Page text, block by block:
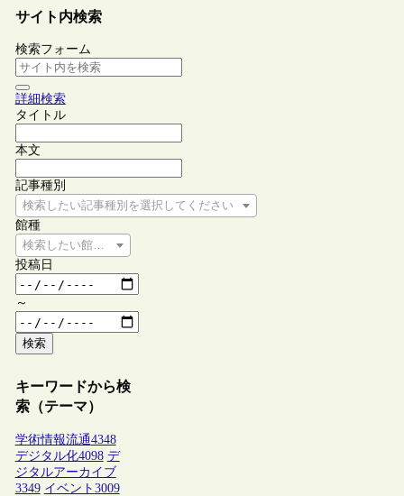
サイト内検索
検索フォーム
詳細検索
タイトル
本文
記事種別
検索したい記事種別を選択してください
館種
検索したい館種を選択してください
投稿日
～
検索
キーワードから検
索（テーマ）
学術情報流通4348
デジタル化4098 デ
ジタルアーカイブ
3349 イベント 3009